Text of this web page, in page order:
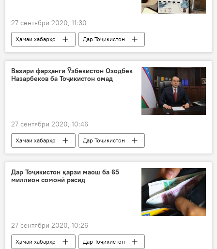
27 сентябри 2020, 11:30
Ҳамаи хабарҳо
Дар Тоҷикистон
Рӯйдод, ҷиноят ва ҳолатҳои фавқулода
Афғонистон
Агентии назорати маводи нашъаовар
Вазири фарҳанги Ӯзбекистон Озодбек
Назарбеков ба Тоҷикистон омад
27 сентябри 2020, 10:46
Ҳамаи хабарҳо
Дар Тоҷикистон
Фарҳанг
Ӯзбекистон
Озодбек Назарбеков
Дар Тоҷикистон қарзи маош ба 65
миллион сомонӣ расид
27 сентябри 2020, 10:26
Ҳамаи хабарҳо
Дар Тоҷикистон